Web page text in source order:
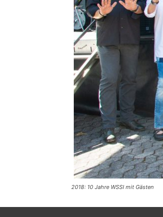
2018: 10 Jahre WSSI mit Gästen